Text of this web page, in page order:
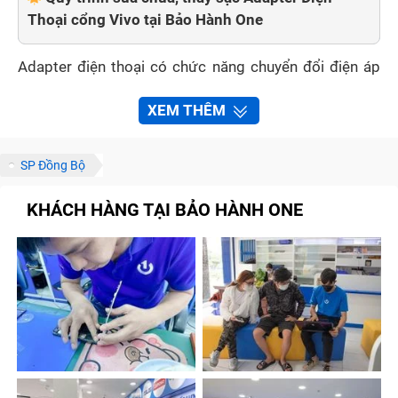
Thoại cổng Vivo tại Bảo Hành One
Adapter điện thoại có chức năng chuyển đổi điện áp
phù hợp khi sạc điện thoại. Sau thời gian dài sử dụng,
bạn thấy điện thoại cổng Vivo vào pin chậm hơn hay
có vấn đề hay không. Cùng Bảo Hành One tìm hiểu các
dấu hiệu, nguyên nhân và khi nào cần thay sạc Adapter
Dấu hiệu nào chỉ rõ bạn cần thay sạc
Adapter Điện Thoại cổng Vivo ?
Adapter điện thoại được hiểu đơn giản là cầu nối giữa
ổ điện và điện thoại. Khá dễ để phát hiện Adapter điện
thoại cổng Vivo bị hỏng và cần thay thế qua các dấu
XEM THÊM
SP Đồng Bộ
KHÁCH HÀNG TẠI BẢO HÀNH ONE